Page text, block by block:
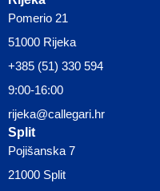
Pomerio 21
51000 Rijeka
+385 (51) 330 594
9:00-16:00
rijeka@callegari.hr
Split
Pojišanska 7
21000 Split